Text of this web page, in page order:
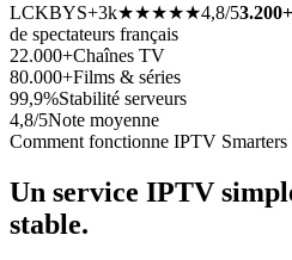
LCKBYS+3k★★★★★4,8/5
de spectateurs français
22.000+Chaînes TV
80.000+Films & séries
99,9%Stabilité serveurs
4,8/5Note moyenne
Comment fonctionne IPTV Smarters
Un service IPTV
stable.